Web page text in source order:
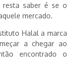
resta saber é se o
mercado.
Halal a marca
a chegar ao
encontrado o